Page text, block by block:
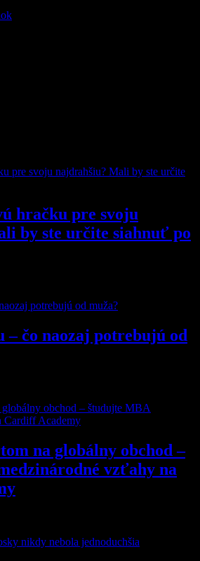
hračku pre svoju
by ste určite siahnuť po
– čo naozaj potrebujú od
na globálny obchod –
vzťahy na